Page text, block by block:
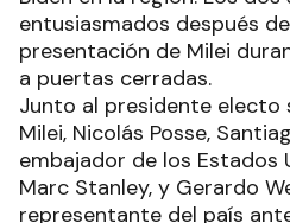
entusiasmados después
presentación de Milei
a puertas cerradas.
Junto al presidente electo
Milei, Nicolás Posse,
embajador de los Estados
Marc Stanley, y Gerardo
representante del país